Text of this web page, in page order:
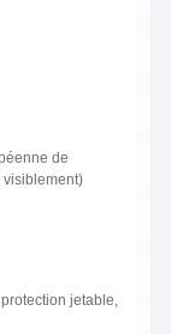
de
jetable,